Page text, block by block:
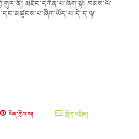
མཐོང་དཀོན་པ་ཞིག་སྟེ། ཁམས་ལི་
པིན་ཀྲིའ་ས། གློག་འཕྲིན།